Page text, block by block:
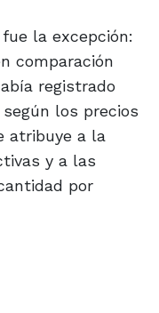
la excepción:
comparación
registrado
los precios
atribuye a la
y a las
por